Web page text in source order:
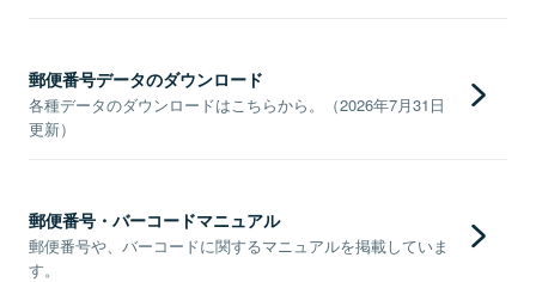
郵便番号データのダウンロード
各種データのダウンロードはこちらから。（2026年7月31日
更新）
郵便番号・バーコードマニュアル
郵便番号や、バーコードに関するマニュアルを掲載していま
す。